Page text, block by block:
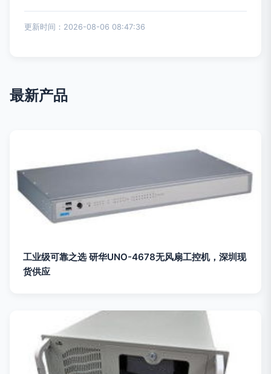
更新时间：2026-08-06 08:47:36
最新产品
工业级可靠之选 研华UNO-4678无风扇工控机，深圳现
货供应